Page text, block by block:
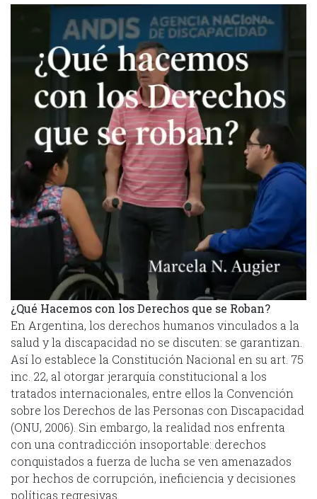
¿Qué Hacemos con los Derechos que se Roban?
En Argentina, los derechos humanos vinculados a la
salud y la discapacidad no se discuten: se garantizan.
Así lo establece la Constitución Nacional en su art. 75
inc. 22, al otorgar jerarquía constitucional a los
tratados internacionales, entre ellos la Convención
sobre los Derechos de las Personas con Discapacidad
(ONU, 2006). Sin embargo, la realidad nos enfrenta
con una contradicción insoportable: derechos
conquistados a fuerza de lucha se ven amenazados
por hechos de corrupción, ineficiencia y decisiones
políticas regresivas.